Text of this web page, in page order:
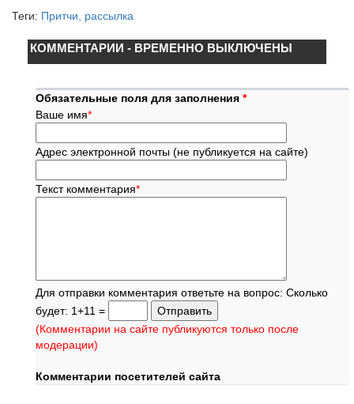
Теги: Притчи, рассылка
КОММЕНТАРИИ - ВРЕМЕННО ВЫКЛЮЧЕНЫ
Обязательные поля для заполнения *
Ваше имя*
Адрес электронной почты (не публикуется на сайте)
Текст комментария*
Для отправки комментария ответьте на вопрос: Сколько
будет: 1+11 =
(Комментарии на сайте публикуются только после
модерации)
Комментарии посетителей сайта